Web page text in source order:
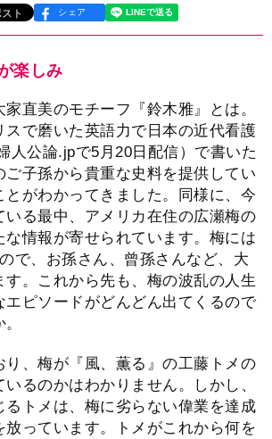
シェア
楽しみ
家直美のモチーフ『鈴木雅』とは。
スで磨いた英語力で日本の近代看護
人公論.jpで5月20日配信）で書いた
ご子孫から貴重な史料を提供してい
とがわかってきました。同様に、今
いる最中、アメリカ在住の広瀬梅の
な情報が寄せられています。梅には
で、お孫さん、曾孫さんなど、大
す。これから先も、梅の波乱の人生
エピソードがどんどん出てくるので
り、梅が『風、薫る』の工藤トメの
るのかはわかりません。しかし、
るトメは、梅に劣らない偉業を達成
放っています。トメがこれから何を